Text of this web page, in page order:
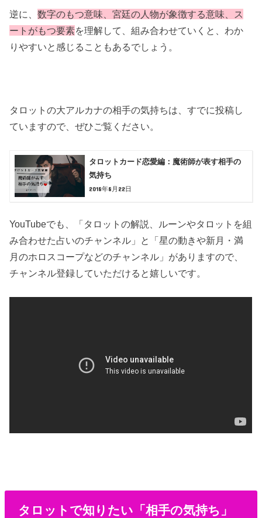
逆に、数字のもつ意味、宮廷の人物が象徴する意味、ス
ートがもつ要素を理解して、組み合わせていくと、わか
りやすいと感じることもあるでしょう。
タロットの大アルカナの相手の気持ちは、すでに投稿し
ていますので、ぜひご覧ください。
タロットカード恋愛編：魔術師が表す相手の
気持ち
2018年8月22日
YouTubeでも、「タロットの解説、ルーンやタロットを組
み合わせた占いのチャンネル」と「星の動きや新月・満
月のホロスコープなどのチャンネル」がありますので、
チャンネル登録していただけると嬉しいです。
タロットで知りたい「相手の気持ち」